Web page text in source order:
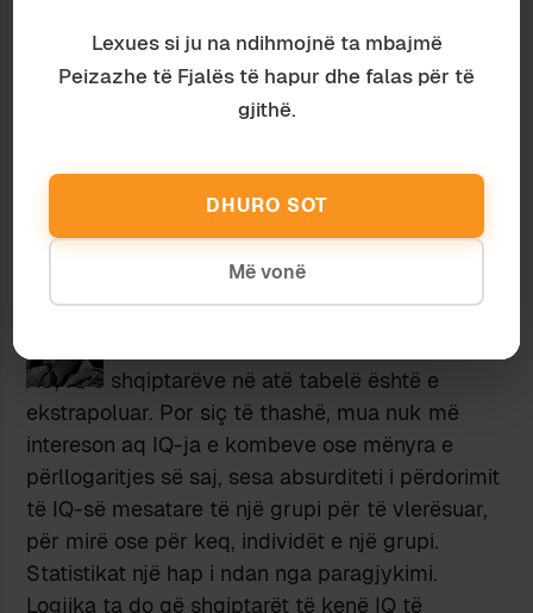
method they provide IQs for all 192 nations in
the world.”
Është Shqipëria një nga këto shtete? Me siguri
s’kam parë ndonjë lajm të tillë).
AC, IQ e shqiptarëve në atë tabelë është e
ekstrapoluar. Por siç të thashë, mua nuk më
intereson aq IQ-ja e kombeve ose mënyra e
përllogaritjes së saj, sesa absurditeti i përdorimit
të IQ-së mesatare të një grupi për të vlerësuar,
për mirë ose për keq, individët e një grupi.
Statistikat një hap i ndan nga paragjykimi.
Logjika ta do që shqiptarët të kenë IQ të
Lexues si ju na ndihmojnë ta mbajmë
Peizazhe të Fjalës të hapur dhe falas për të
gjithë.
DHURO SOT
Më vonë